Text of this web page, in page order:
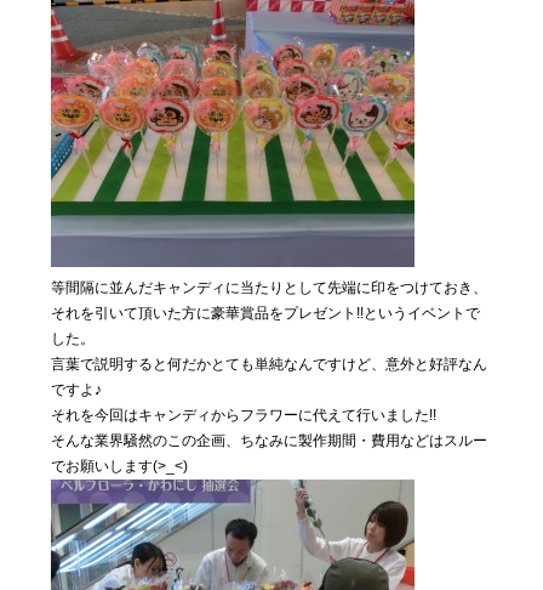
等間隔に並んだキャンディに当たりとして先端に印をつけておき、
それを引いて頂いた方に豪華賞品をプレゼント!!というイベントで
した。
言葉で説明すると何だかとても単純なんですけど、意外と好評なん
ですよ♪
それを今回はキャンディからフラワーに代えて行いました!!
そんな業界騒然のこの企画、ちなみに製作期間・費用などはスルー
でお願いします(>_<)